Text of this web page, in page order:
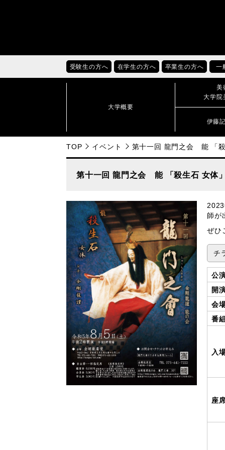
受験生の方へ 在学生の方へ 卒業生の方へ 一
大学概要
美
大学院
伊藤
TOP イベント 第十一回 龍門之会 能 「殺
第十一回 龍門之会 能 「殺生石 女体」
師が
ぜひ
チ
公
開
会
番
入
座